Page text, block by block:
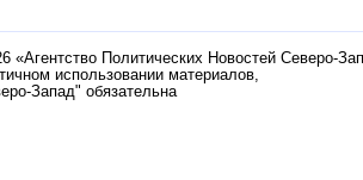
«Агентство Политических Новостей Северо-
использовании материалов,
Запад" обязательна